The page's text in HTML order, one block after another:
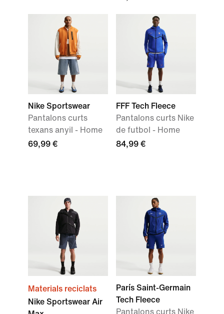
Nike Sportswear
Pantalons curts
texans anyil - Home
69,99 €
FFF Tech Fleece
Pantalons curts Nike
de futbol - Home
84,99 €
Materials reciclats
Nike Sportswear Air
París Saint-Germain
Tech Fleece
Pantalons curts Nike